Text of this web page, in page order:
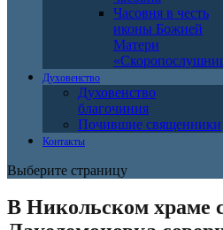
Часовня в честь
иконы Божией
Матери
Духовенство
Духовенство
благочиния
Почившие священники
Контакты
Выберите страницу
В Никольском храме